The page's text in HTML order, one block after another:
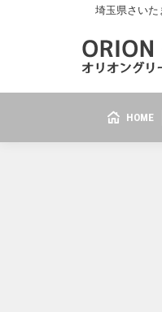
埼玉県さい
HOME